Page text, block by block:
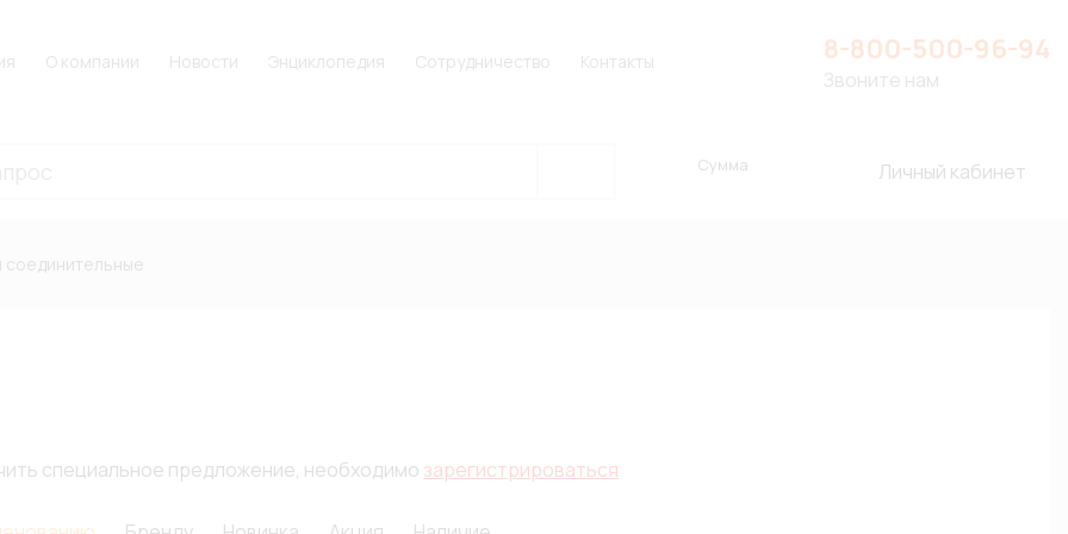
О компании Новости Энциклопедия Сотрудничество Контакты 8-800-500-96-94
Звоните нам
Сумма Личный кабинет
специальное предложение, необходимо зарегистрироваться